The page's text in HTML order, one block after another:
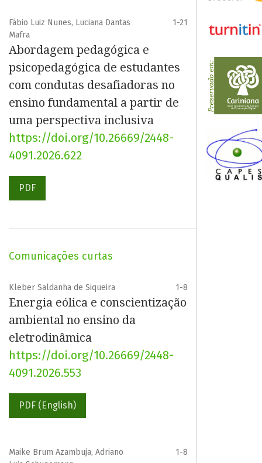
Fábio Luiz Nunes, Luciana Dantas
Mafra
1-21
Abordagem pedagógica e
psicopedagógica de estudantes
com condutas desafiadoras no
ensino fundamental a partir de
uma perspectiva inclusiva
https://doi.org/10.26669/2448-
4091.2026.622
PDF
Comunicações curtas
Kleber Saldanha de Siqueira 1-8
Energia eólica e conscientização
ambiental no ensino da
eletrodinâmica
https://doi.org/10.26669/2448-
4091.2026.553
PDF (English)
Maike Brum Azambuja, Adriano
1-8